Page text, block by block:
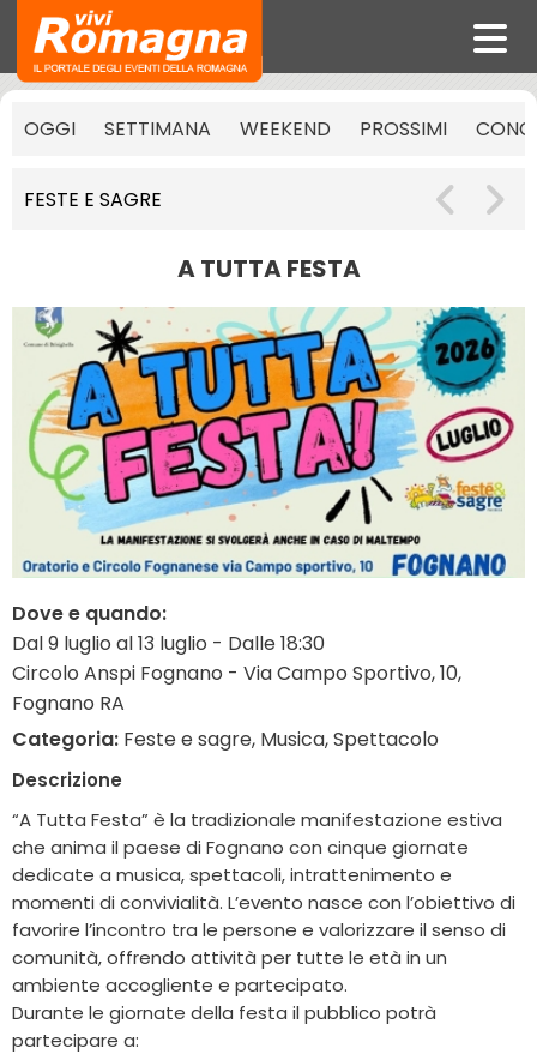
OGGI SETTIMANA WEEKEND PROSSIMI
FESTE E SAGRE
A TUTTA FESTA
Dove e quando:
Dal 9 luglio al 13 luglio - Dalle 18:30
Circolo Anspi Fognano - Via Campo Sportivo, 10,
Fognano RA
Categoria: Feste e sagre, Musica, Spettacolo
Descrizione
“A Tutta Festa” è la tradizionale manifestazione estiva
che anima il paese di Fognano con cinque giornate
dedicate a musica, spettacoli, intrattenimento e
momenti di convivialità. L’evento nasce con l’obiettivo di
favorire l’incontro tra le persone e valorizzare il senso di
comunità, offrendo attività per tutte le età in un
ambiente accogliente e partecipato.
Durante le giornate della festa il pubblico potrà
partecipare a: